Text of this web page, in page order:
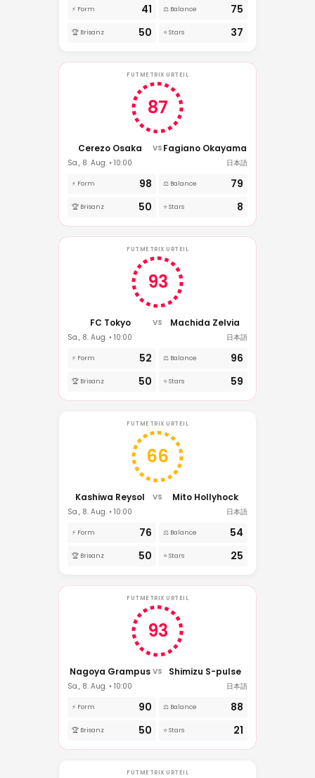
⚡ Form 41 ⚖️ Balance 75
🏆 Brisanz 50 ⭐ Stars 37
FUTMETRIX URTEIL
87
Cerezo Osaka VS Fagiano Okayama
Sa., 8. Aug. • 10:00 日本語
⚡ Form 98 ⚖️ Balance 79
🏆 Brisanz 50 ⭐ Stars 8
FUTMETRIX URTEIL
93
FC Tokyo VS Machida Zelvia
Sa., 8. Aug. • 10:00 日本語
⚡ Form 52 ⚖️ Balance 96
🏆 Brisanz 50 ⭐ Stars 59
FUTMETRIX URTEIL
66
Kashiwa Reysol VS Mito Hollyhock
Sa., 8. Aug. • 10:00 日本語
⚡ Form 76 ⚖️ Balance 54
🏆 Brisanz 50 ⭐ Stars 25
FUTMETRIX URTEIL
93
Nagoya Grampus VS Shimizu S-pulse
Sa., 8. Aug. • 10:00 日本語
⚡ Form 90 ⚖️ Balance 88
🏆 Brisanz 50 ⭐ Stars 21
FUTMETRIX URTEIL